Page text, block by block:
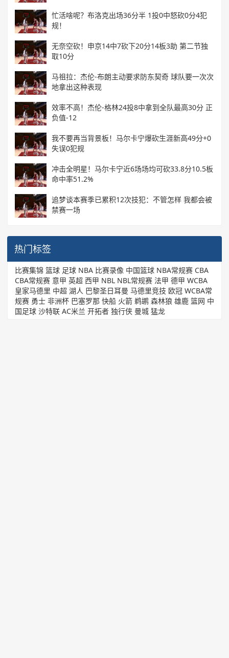
忙活啥呢？布洛克出场36分半 1投0中怒砍0分4犯
规！
无奈空砍！申京14中7砍下20分14板3助 第二节独
取10分
马祖拉：杰伦-布朗主动要求防东契奇 球队要一次次
地拿出这种表现
效率不高！杰伦-格林24投8中拿到全队最高30分 正
负值-12
我不要再当背景板！马尔卡宁爆砍生涯新高49分+0
失误0犯规
冲击全明星！马尔卡宁近6场场均可砍33.8分10.5板
命中率51.2%
追梦谈本赛季已累积12次技犯：不管怎样 我都会被
禁赛一场
热门标签
比赛集锦 篮球 足球 NBA 比赛录像 中国篮球 NBA常规赛 CBA
CBA常规赛 意甲 英超 西甲 NBL NBL常规赛 法甲 德甲 WCBA
皇家马德里 中超 湖人 巴黎圣日耳曼 马德里竞技 欧冠 WCBA常
规赛 勇士 非洲杯 巴塞罗那 快船 火箭 鹈鹕 森林狼 雄鹿 篮网 中
国足球 沙特联 AC米兰 开拓者 独行侠 曼城 猛龙